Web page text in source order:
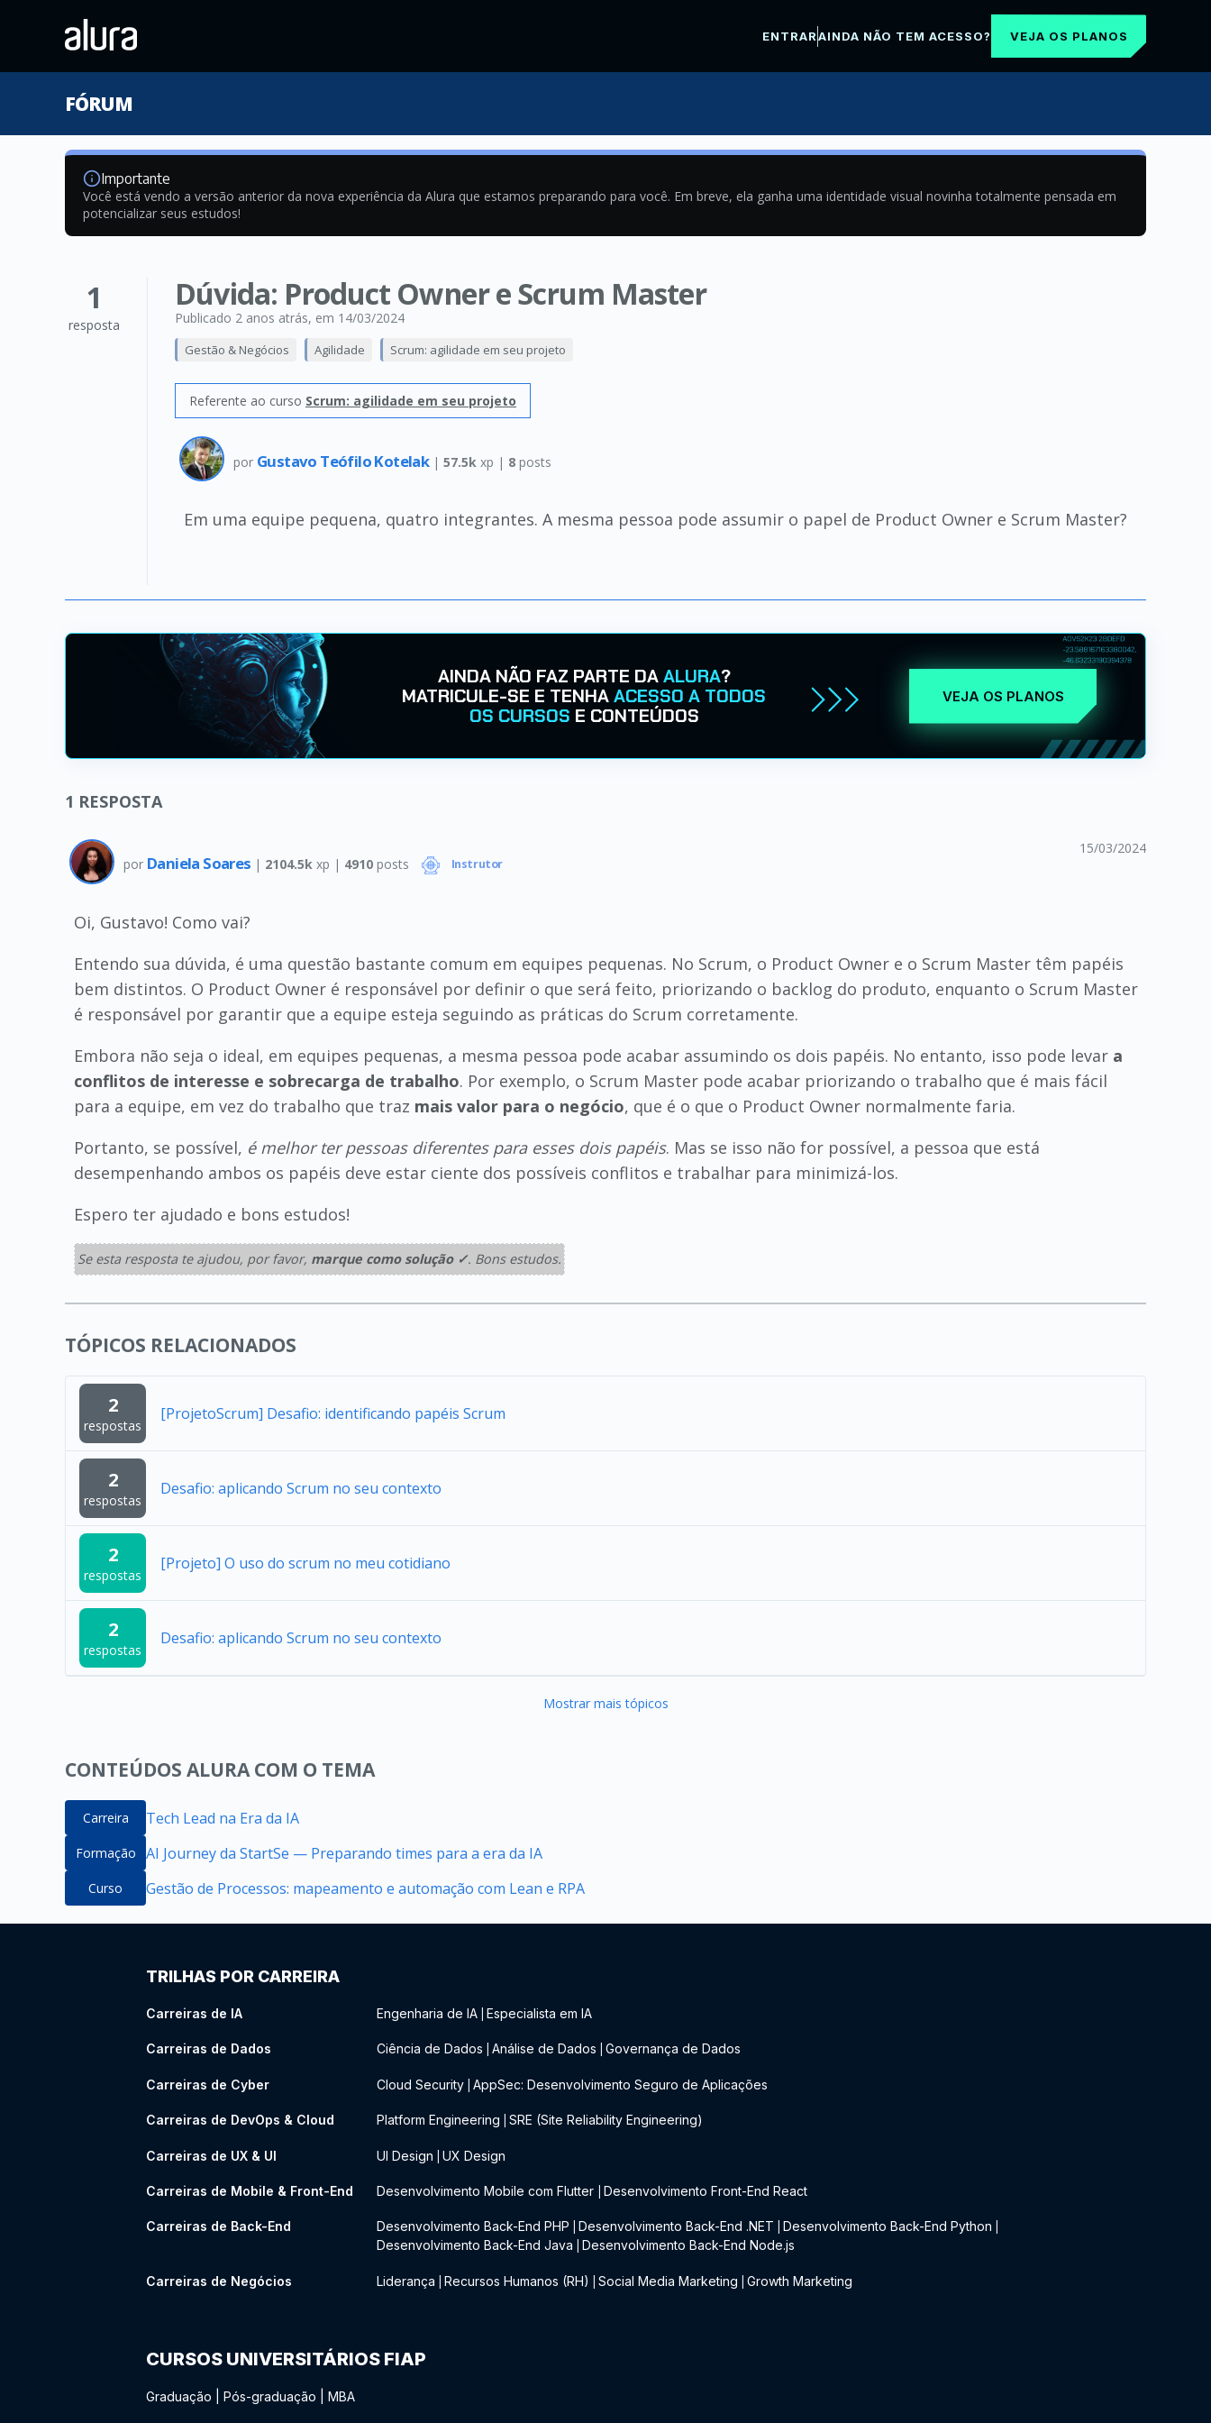
ENTRARAINDA NÃO TEM ACESSO? VEJA OS PLANOS
FÓRUM
Importante
Você está vendo a versão anterior da nova experiência da Alura que estamos preparando para você. Em breve, ela ganha uma identidade visual novinha totalmente pensada em
potencializar seus estudos!
1
resposta
Dúvida: Product Owner e Scrum Master
Publicado 2 anos atrás, em 14/03/2024
Gestão & Negócios Agilidade Scrum: agilidade em seu projeto
Referente ao curso Scrum: agilidade em seu projeto
por Gustavo Teófilo Kotelak | 57.5k xp | 8posts
Em uma equipe pequena, quatro integrantes. A mesma pessoa pode assumir o papel de Product Owner e Scrum Master?
AINDA NÃO FAZ PARTE DAALURA?
MATRICULE-SE E TENHAACESSO A TODOS
OS CURSOS E CONTEÚDOS
VEJA OS PLANOS
1 RESPOSTA
por Daniela Soares | 2104.5k xp | 4910 posts Instrutor
15/03/2024
Oi, Gustavo! Como vai?
Entendo sua dúvida, é uma questão bastante comum em equipes pequenas. No Scrum, o Product Owner e o Scrum Master têm papéis
bem distintos. O Product Owner é responsável por definir o que será feito, priorizando o backlog do produto, enquanto o Scrum Master
é responsável por garantir que a equipe esteja seguindo as práticas do Scrum corretamente.
Embora não seja o ideal, em equipes pequenas, a mesma pessoa pode acabar assumindo os dois papéis. No entanto, isso pode levar a
conflitos de interesse e sobrecarga de trabalho. Por exemplo, o Scrum Master pode acabar priorizando o trabalho que é mais fácil
para a equipe, em vez do trabalho que traz mais valor para o negócio, que é o que o Product Owner normalmente faria.
Portanto, se possível, é melhor ter pessoas diferentes para esses dois papéis. Mas se isso não for possível, a pessoa que está
desempenhando ambos os papéis deve estar ciente dos possíveis conflitos e trabalhar para minimizá-los.
Espero ter ajudado e bons estudos!
Se esta resposta te ajudou, por favor, marque como solução ✓. Bons estudos.
TÓPICOS RELACIONADOS
2
respostas
[ProjetoScrum] Desafio: identificando papéis Scrum
2
respostas
Desafio: aplicando Scrum no seu contexto
2
respostas
[Projeto] O uso do scrum no meu cotidiano
2
respostas
Desafio: aplicando Scrum no seu contexto
Mostrar mais tópicos
CONTEÚDOS ALURA COM O TEMA
Carreira Tech Lead na Era da IA
Formação AI Journey da StartSe — Preparando times para a era da IA
Curso Gestão de Processos: mapeamento e automação com Lean e RPA
TRILHAS POR CARREIRA
Carreiras de IA Engenharia de IA Especialista em IA
Carreiras de Dados Ciência de Dados Análise de Dados Governança de Dados
Carreiras de Cyber Cloud Security AppSec: Desenvolvimento Seguro de Aplicações
Carreiras de DevOps & Cloud Platform Engineering SRE (Site Reliability Engineering)
Carreiras de UX & UI UI Design UX Design
Carreiras de Mobile & Front-End Desenvolvimento Mobile com Flutter Desenvolvimento Front-End React
Carreiras de Back-End Desenvolvimento Back-End PHP Desenvolvimento Back-End .NET Desenvolvimento Back-End Python
Desenvolvimento Back-End Java Desenvolvimento Back-End Node.js
Carreiras de Negócios Liderança Recursos Humanos (RH) Social Media Marketing Growth Marketing
CURSOS UNIVERSITÁRIOS FIAP
Graduação Pós-graduação MBA